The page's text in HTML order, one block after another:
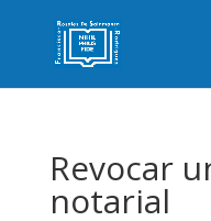
Revocar
notarial